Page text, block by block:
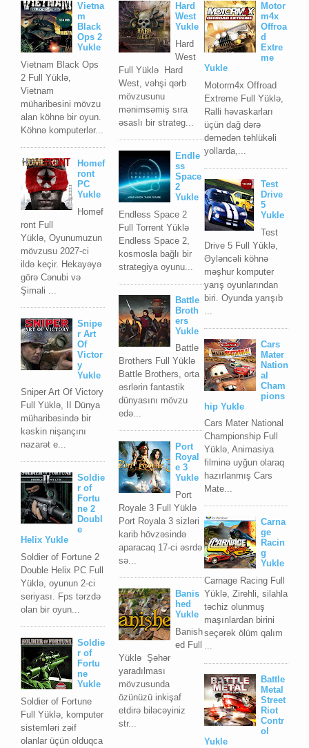
Vietna
m
Black
Ops 2
Yukle
Vietnam Black Ops
2 Full Yüklə,
Vietnam
müharibəsini mövzu
alan köhnə bir oyun.
Köhnə komputerlər...
Homef
ront
PC
Yukle
Homef
ront Full
Yüklə, Oyunumuzun
mövzusu 2027-ci
ildə keçir. Hekayəyə
görə Cənubi və
Şimali ...
Snipe
r Art
Of
Victor
y
Yukle
Sniper Art Of Victory
Full Yüklə, II Dünya
müharibəsində bir
kəskin nişançını
nəzarət e...
Soldie
r of
Fortu
ne 2
Doubl
e
Helix Yukle
Soldier of Fortune 2
Double Helix PC Full
Yüklə, oyunun 2-ci
seriyası. Fps tərzdə
olan bir oyun...
Soldie
r of
Fortu
ne
Yukle
Soldier of Fortune
Full Yüklə, komputer
sistemləri zəif
olanlar üçün olduqca
Motor
m4x
Offroa
d
Extre
me
Yukle
Motorm4x Offroad
Extreme Full Yüklə,
Ralli həvaskarları
üçün dağ dərə
demədən təhlükəli
yollarda,...
Test
Drive
5
Yukle
Test
Drive 5 Full Yüklə,
Əyləncəli köhnə
məşhur komputer
yarış oyunlarından
biri. Oyunda yarışıb
Cars
Mater
Nation
al
Cham
pions
hip Yukle
Cars Mater National
Championship Full
Yüklə, Animasiya
filminə uyğun olaraq
hazırlanmış Cars
Mate...
Carna
ge
Racin
g
Yukle
Carnage Racing Full
Yüklə, Zirehli, silahla
təchiz olunmuş
maşınlardan birini
seçərək ölüm qalım
...
Battle
Metal
Street
Riot
Contr
ol
Yukle
Hard
West
Yukle
Hard
West
Full Yüklə Hard
West, vəhşi qərb
mövzusunu
mənimsəmiş sıra
əsaslı bir strateg...
Endle
ss
Space
2
Yukle
Endless Space 2
Full Torrent Yüklə
Endless Space 2,
kosmosla bağlı bir
strategiya oyunu...
Battle
Broth
ers
Yukle
Battle
Brothers Full Yüklə
Battle Brothers, orta
əsrlərin fantastik
dünyasını mövzu
edə...
Port
Royal
e 3
Yukle
Port
Royale 3 Full Yüklə
Port Royala 3 sizləri
karib hövzəsində
aparacaq 17-ci əsrdə
sə...
Banis
hed
Yukle
Banish
ed Full
Yüklə Şəhər
yaradılması
mövzusunda
özünüzü inkişaf
etdirə biləcəyiniz
str...